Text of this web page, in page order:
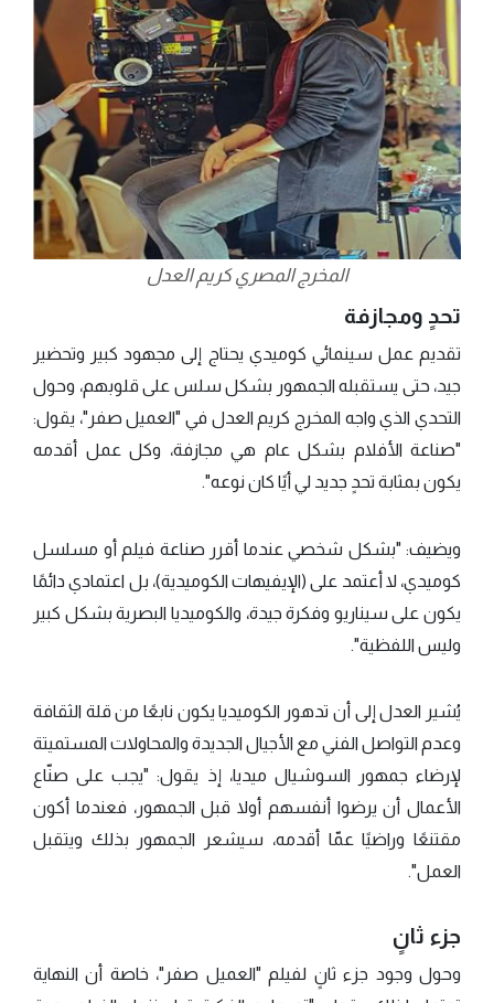
المخرج المصري كريم العدل
تحدٍ ومجازفة
تقديم عمل سينمائي كوميدي يحتاج إلى مجهود كبير وتحضير
جيد، حتى يستقبله الجمهور بشكل سلس على قلوبهم، وحول
التحدي الذي واجه المخرج كريم العدل في "العميل صفر"، يقول:
"صناعة الأفلام بشكل عام هي مجازفة، وكل عمل أقدمه
يكون بمثابة تحدٍ جديد لي أيًا كان نوعه".
ويضيف: "بشكل شخصي عندما أقرر صناعة فيلم أو مسلسل
كوميدي، لا أعتمد على (الإيفيهات الكوميدية)، بل اعتمادي دائمًا
يكون على سيناريو وفكرة جيدة، والكوميديا البصرية بشكل كبير
وليس اللفظية".
يُشير العدل إلى أن تدهور الكوميديا يكون نابعًا من قلة الثقافة
وعدم التواصل الفني مع الأجيال الجديدة والمحاولات المستميتة
لإرضاء جمهور السوشيال ميديا، إذ يقول: "يجب على صنّاع
الأعمال أن يرضوا أنفسهم أولا قبل الجمهور، فعندما أكون
مقتنعًا وراضيًا عمّا أقدمه، سيشعر الجمهور بذلك ويتقبل
العمل".
جزء ثانٍ
وحول وجود جزء ثانٍ لفيلم "العميل صفر"، خاصة أن النهاية